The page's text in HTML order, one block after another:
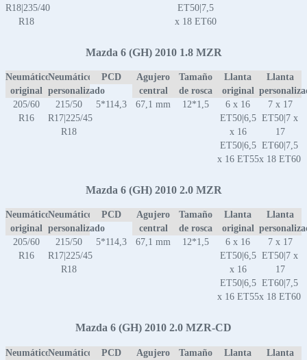
R18|235/40
R18
ET50|7,5
x 18 ET60
Mazda 6 (GH) 2010 1.8 MZR
Neumático
original
Neumático
personalizado
PCD
Agujero
central
Tamaño
de rosca
Llanta
original
Llanta
205/60
R16
215/50
R17|225/45
R18
5*114,3 67,1 mm 12*1,5
6 x 16
ET50|6,5
x 16
ET50|6,5
x 16 ET55
7 x 17
ET50|7 x
17
ET60|7,5
x 18 ET60
Mazda 6 (GH) 2010 2.0 MZR
Neumático
original
Neumático
personalizado
PCD
Agujero
central
Tamaño
de rosca
Llanta
original
Llanta
205/60
R16
215/50
R17|225/45
R18
5*114,3 67,1 mm 12*1,5
6 x 16
ET50|6,5
x 16
ET50|6,5
x 16 ET55
7 x 17
ET50|7 x
17
ET60|7,5
x 18 ET60
Mazda 6 (GH) 2010 2.0 MZR-CD
NeumáticoNeumático
PCD
Agujero
Tamaño
Llanta
Llanta